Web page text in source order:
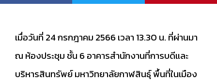
เมื่อวันที่ 24 กรกฎาคม 2566 เวลา 13.30 น. ที่ผ่านมา
ณ ห้องประชุม ชั้น 6 อาคารสำนักงานที่การบดีและ
บริหารสินทรัพย์ มหาวิทยาลัยกาฬสินธุ์ พื้นที่ในเมือง